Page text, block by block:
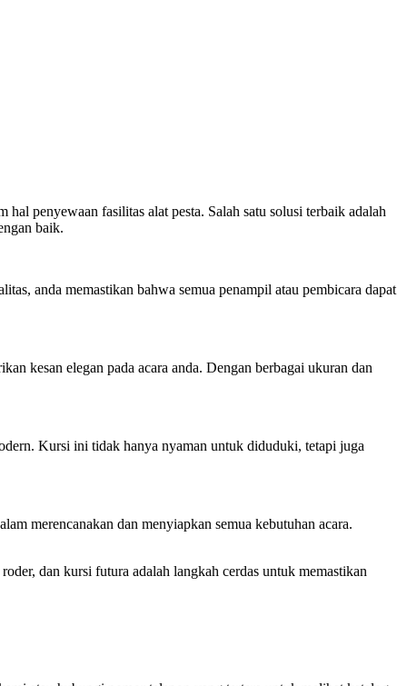
penyewaan fasilitas alat pesta. Salah satu solusi terbaik adalah
baik.
anda memastikan bahwa semua penampil atau pembicara dapat
kesan elegan pada acara anda. Dengan berbagai ukuran dan
Kursi ini tidak hanya nyaman untuk diduduki, tetapi juga
merencanakan dan menyiapkan semua kebutuhan acara.
dan kursi futura adalah langkah cerdas untuk memastikan